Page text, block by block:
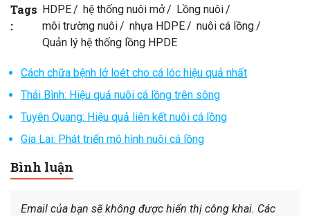
Tags
:
HDPE hệ thống nuôi mở
Lồng nuôi
môi trường nuôi
nhựa HDPE
nuôi cá lồng
Quản lý hệ thống lồng HPDE
Cách chữa bệnh lở loét cho cá lóc hiệu quả nhất
Thái Bình: Hiệu quả nuôi cá lồng trên sông
Tuyên Quang: Hiệu quả liên kết nuôi cá lồng
Gia Lai: Phát triển mô hình nuôi cá lồng
Bình luận
Email của bạn sẽ không được hiển thị công khai. Các